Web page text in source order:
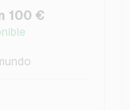
100 €